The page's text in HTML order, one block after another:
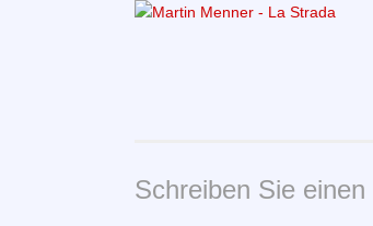
Schreiben Sie